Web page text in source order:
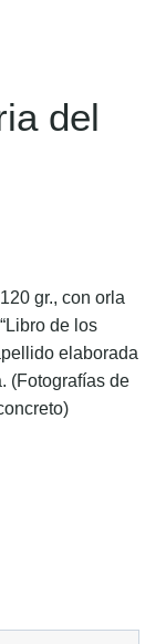
del
gr., con orla
de los
elaborada
(Fotografías de